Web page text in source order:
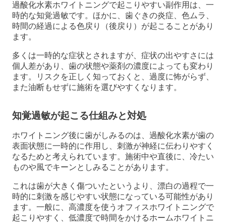
過酸化水素ホワイトニングで起こりやすい副作用は、一
時的な知覚過敏です。ほかに、歯ぐきの炎症、色ムラ、
時間の経過による色戻り（後戻り）が起こることがあり
ます。
多くは一時的な症状とされますが、症状の出やすさには
個人差があり、歯の状態や薬剤の濃度によっても変わり
ます。リスクを正しく知っておくと、過度に怖がらず、
また油断もせずに施術を選びやすくなります。
知覚過敏が起こる仕組みと対処
ホワイトニング後に歯がしみるのは、過酸化水素が歯の
表面状態に一時的に作用し、刺激が神経に伝わりやすく
なるためと考えられています。施術中や直後に、冷たい
ものや風でキーンとしみることがあります。
これは歯が大きく傷ついたというより、漂白の過程で一
時的に刺激を感じやすい状態になっている可能性があり
ます。一般に、高濃度を使うオフィスホワイトニングで
起こりやすく、低濃度で時間をかけるホームホワイトニ